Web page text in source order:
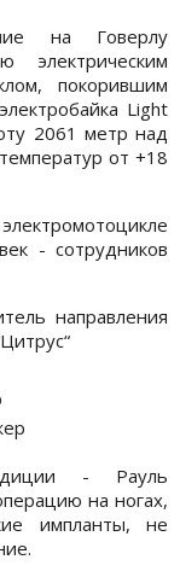
на Говерлу
электрическим
покорившим
Light
2061 метр над
от +18
- сотрудников
направления
- Рауль
на ногах,
импланты, не